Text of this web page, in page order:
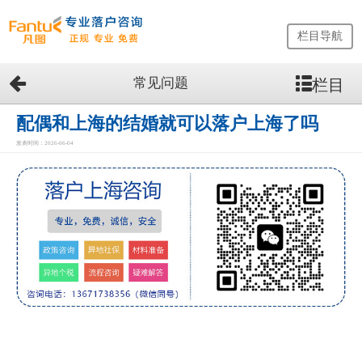
网
站
首
页
留
服
务
栏目导航
常见问题 栏目
配偶和上海的结婚就可以落户上海了吗
发表时间：2026-06-04